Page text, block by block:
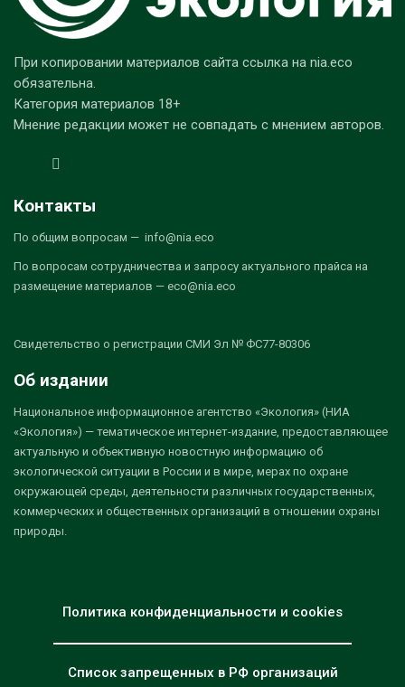
При копировании материалов сайта ссылка на nia.eco
обязательна.
Категория материалов 18+
Мнение редакции может не совпадать с мнением авторов.
Контакты
По общим вопросам — info@nia.eco
По вопросам сотрудничества и запросу актуального прайса на
размещение материалов — eco@nia.eco
Свидетельство о регистрации СМИ Эл № ФС77-80306
Об издании
Национальное информационное агентство «Экология» (НИА
«Экология») — тематическое интернет-издание, предоставляющее
актуальную и объективную новостную информацию об
экологической ситуации в России и в мире, мерах по охране
окружающей среды, деятельности различных государственных,
коммерческих и общественных организаций в отношении охраны
природы.
Политика конфиденциальности и cookies
Список запрещенных в РФ организаций